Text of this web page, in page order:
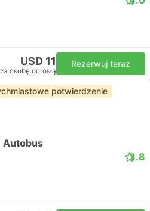
USD 11
za osobę dorosłą
Rezerwuj teraz
potwierdzenie
Autobus
3.8